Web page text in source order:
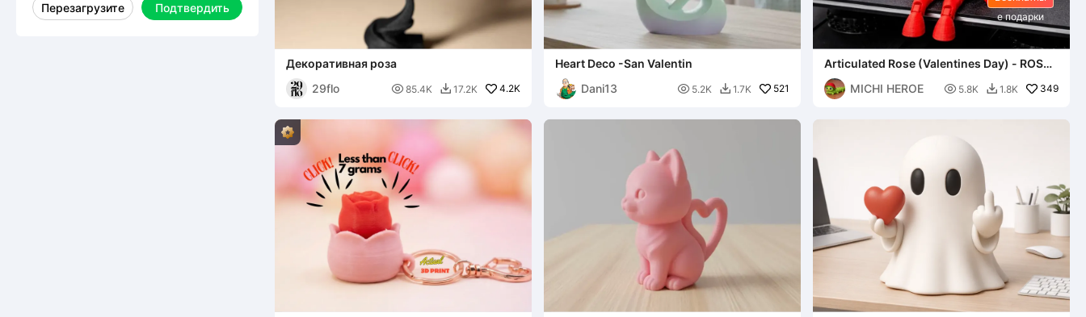
Перезагрузите Подтвердить
Декоративная роза
29flo
 85.4K  17.2K 4.2K
Heart Deco -San Valentin
Dani13
 5.2K  1.7K 521
Articulated Rose (Valentines Day) - ROSA
FLEXY
MICHI HEROE
 5.8K  1.8K 349
е подарки